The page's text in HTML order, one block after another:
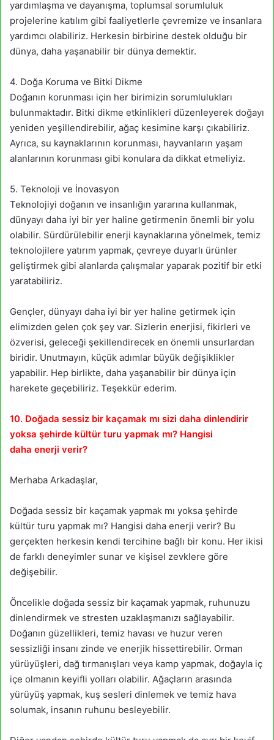
yardımlaşma ve dayanışma, toplumsal sorumluluk
projelerine katılım gibi faaliyetlerle çevremize ve insanlara
yardımcı olabiliriz. Herkesin birbirine destek olduğu bir
dünya, daha yaşanabilir bir dünya demektir.
4. Doğa Koruma ve Bitki Dikme
Doğanın korunması için her birimizin sorumlulukları
bulunmaktadır. Bitki dikme etkinlikleri düzenleyerek doğayı
yeniden yeşillendirebilir, ağaç kesimine karşı çıkabiliriz.
Ayrıca, su kaynaklarının korunması, hayvanların yaşam
alanlarının korunması gibi konulara da dikkat etmeliyiz.
5. Teknoloji ve İnovasyon
Teknolojiyi doğanın ve insanlığın yararına kullanmak,
dünyayı daha iyi bir yer haline getirmenin önemli bir yolu
olabilir. Sürdürülebilir enerji kaynaklarına yönelmek, temiz
teknolojilere yatırım yapmak, çevreye duyarlı ürünler
geliştirmek gibi alanlarda çalışmalar yaparak pozitif bir etki
yaratabiliriz.
Gençler, dünyayı daha iyi bir yer haline getirmek için
elimizden gelen çok şey var. Sizlerin enerjisi, fikirleri ve
özverisi, geleceği şekillendirecek en önemli unsurlardan
biridir. Unutmayın, küçük adımlar büyük değişiklikler
yapabilir. Hep birlikte, daha yaşanabilir bir dünya için
harekete geçebiliriz. Teşekkür ederim.
10. Doğada sessiz bir kaçamak mı sizi daha dinlendirir
yoksa şehirde kültür turu yapmak mı? Hangisi
daha enerji verir?
Merhaba Arkadaşlar,
Doğada sessiz bir kaçamak yapmak mı yoksa şehirde
kültür turu yapmak mı? Hangisi daha enerji verir? Bu
gerçekten herkesin kendi tercihine bağlı bir konu. Her ikisi
de farklı deneyimler sunar ve kişisel zevklere göre
değişebilir.
Öncelikle doğada sessiz bir kaçamak yapmak, ruhunuzu
dinlendirmek ve stresten uzaklaşmanızı sağlayabilir.
Doğanın güzellikleri, temiz havası ve huzur veren
sessizliği insanı zinde ve enerjik hissettirebilir. Orman
yürüyüşleri, dağ tırmanışları veya kamp yapmak, doğayla iç
içe olmanın keyifli yolları olabilir. Ağaçların arasında
yürüyüş yapmak, kuş sesleri dinlemek ve temiz hava
solumak, insanın ruhunu besleyebilir.